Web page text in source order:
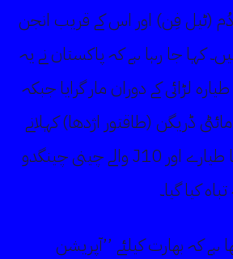
(ٹیل فِن) اور اس کے قریب انجن
کہا جا رہا ہے کہ پاکستان نے یہ
لڑائی کے دوران مار گرایا جبکہ
ڈریگن (طاقتور اژدھا) کہلانے
والے چینی چینگدو J10 لڑاکا طیارے اور PL15E ائیر ٹو
کیا گیا۔
کہ بھارت کیلئے ’’آپریشن